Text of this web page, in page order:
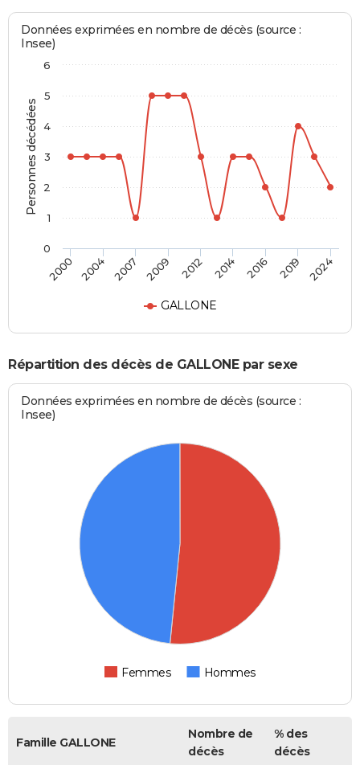
Personnes décédées
Données exprimées en nombre de décès (source :
Insee)
GALLONE
2000 2004 2007 2009 2012 2014 2016 2019 2024
0
1
2
3
4
5
6
Répartition des décès de GALLONE par sexe
Données exprimées en nombre de décès (source :
Insee)
Femmes Hommes
Famille GALLONE
Nombre de
décès
% des
décès